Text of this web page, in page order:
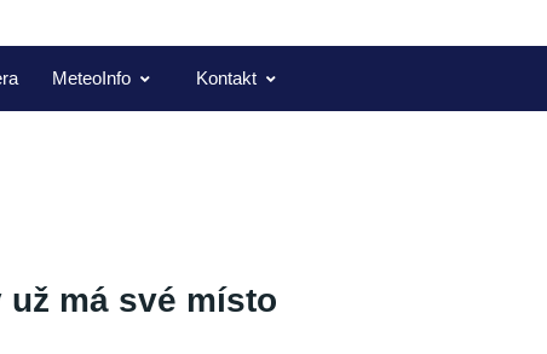
MeteoInfo Kontakt
má své místo